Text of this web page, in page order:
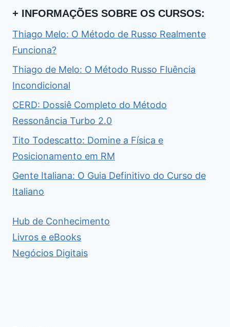
+ INFORMAÇÕES SOBRE OS CURSOS:
Thiago Melo: O Método de Russo Realmente
Funciona?
Thiago de Melo: O Método Russo Fluência
Incondicional
CERD: Dossiê Completo do Método
Ressonância Turbo 2.0
Tito Todescatto: Domine a Física e
Posicionamento em RM
Gente Italiana: O Guia Definitivo do Curso de
Italiano
Hub de Conhecimento
Livros e eBooks
Negócios Digitais